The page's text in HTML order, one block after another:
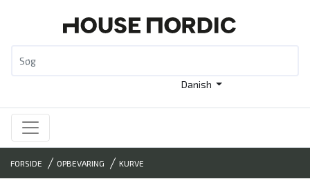
Danish
FORSIDE OPBEVARING KURVE